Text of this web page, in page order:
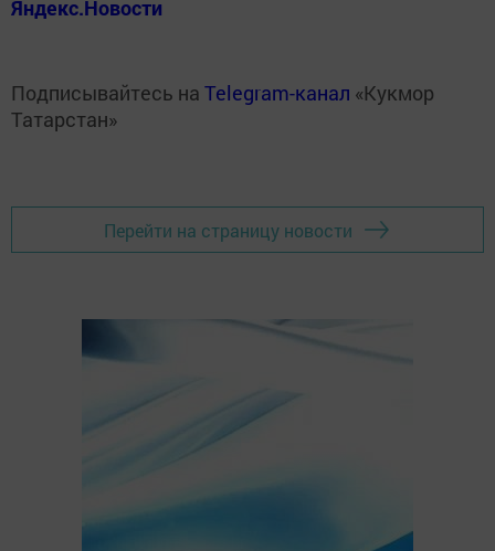
Яндекс.Новости
Подписывайтесь на Telegram-канал «Кукмор
Татарстан»
Перейти на страницу новости